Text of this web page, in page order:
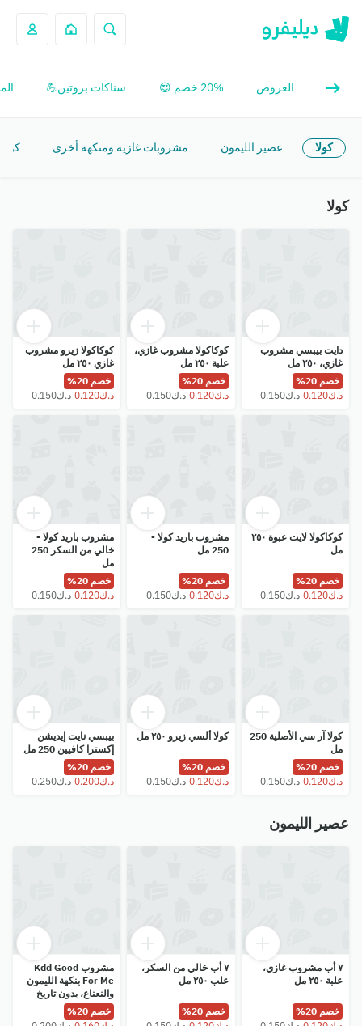
العروض 20% خصم 😍 سناكات بروتين💪
كولا عصير الليمون مشروبات غازية ومنكهة أخرى
كولا
دايت بيبسي مشروب
غازي، ٢٥٠ مل
خصم 20%
كوكاكولا مشروب غازي،
علبة ٢٥٠ مل
خصم 20%
⁦د.ك0.120⁩
⁦د.ك0.150⁩
كوكاكولا زيرو مشروب
غازي ٢٥٠ مل
خصم 20%
⁦د.ك0.150⁩
كوكاكولا لايت عبوة ٢٥٠
مل
خصم 20%
مشروب باريد كولا -
250 مل
خصم 20%
⁦د.ك0.120⁩
⁦د.ك0.150⁩
مشروب باريد كولا -
خالي من السكر 250
مل
خصم 20%
⁦د.ك0.150⁩
كولا آر سي الأصلية 250
مل
خصم 20%
كولا ألسي زيرو ٢٥٠ مل
خصم 20%
⁦د.ك0.120⁩
⁦د.ك0.150⁩
بيبسي نايت إيديشن
إكسترا كافيين 250 مل
خصم 20%
⁦د.ك0.250⁩
عصير الليمون
٧ أب مشروب غازي،
علبة ٢٥٠ مل
خصم 20%
٧ أب خالي من السكر،
علب ٢٥٠ مل
خصم 20%
مشروب Kdd Good
For Me بنكهة الليمون
والنعناع، ​​بدون تاريخ
انتهاء الصلاحية، 250 مل
خصم 20%